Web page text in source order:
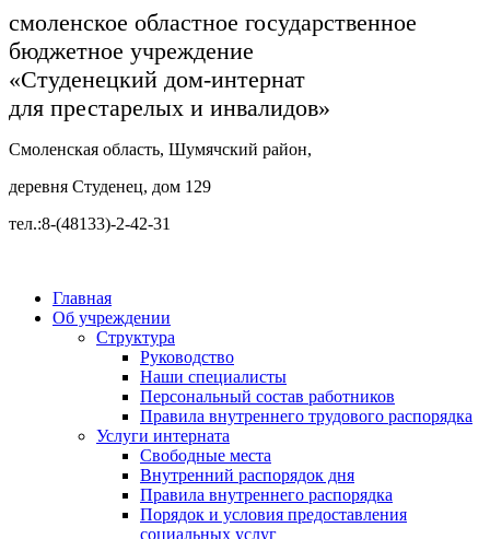
смоленское областное государственное
бюджетное учреждение
«Студенецкий дом-интернат
для престарелых и инвалидов»
Смоленская область, Шумячский район,
деревня Студенец, дом 129
тел.:8-(48133)-2-42-31
Главная
Об учреждении
Структура
Руководство
Наши специалисты
Персональный состав работников
Правила внутреннего трудового распорядка
Услуги интерната
Свободные места
Внутренний распорядок дня
Правила внутреннего распорядка
Порядок и условия предоставления
социальных услуг